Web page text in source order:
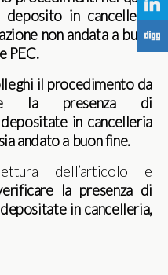
deposito in cancelleria
non andata a buon
PEC.
il procedimento da
la presenza di
in cancelleria
andato a buon fine.
dell’articolo e
la presenza di
in cancelleria,
j
F